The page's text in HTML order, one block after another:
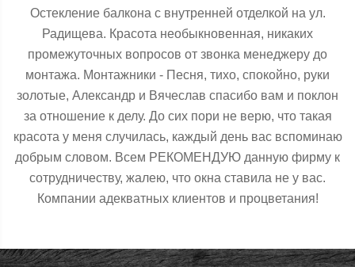
Остекление балкона с внутренней отделкой на ул.
Радищева. Красота необыкновенная, никаких
промежуточных вопросов от звонка менеджеру до
монтажа. Монтажники - Песня, тихо, спокойно, руки
золотые, Александр и Вячеслав спасибо вам и поклон
за отношение к делу. До сих пори не верю, что такая
красота у меня случилась, каждый день вас вспоминаю
добрым словом. Всем РЕКОМЕНДУЮ данную фирму к
сотрудничеству, жалею, что окна ставила не у вас.
Компании адекватных клиентов и процветания!